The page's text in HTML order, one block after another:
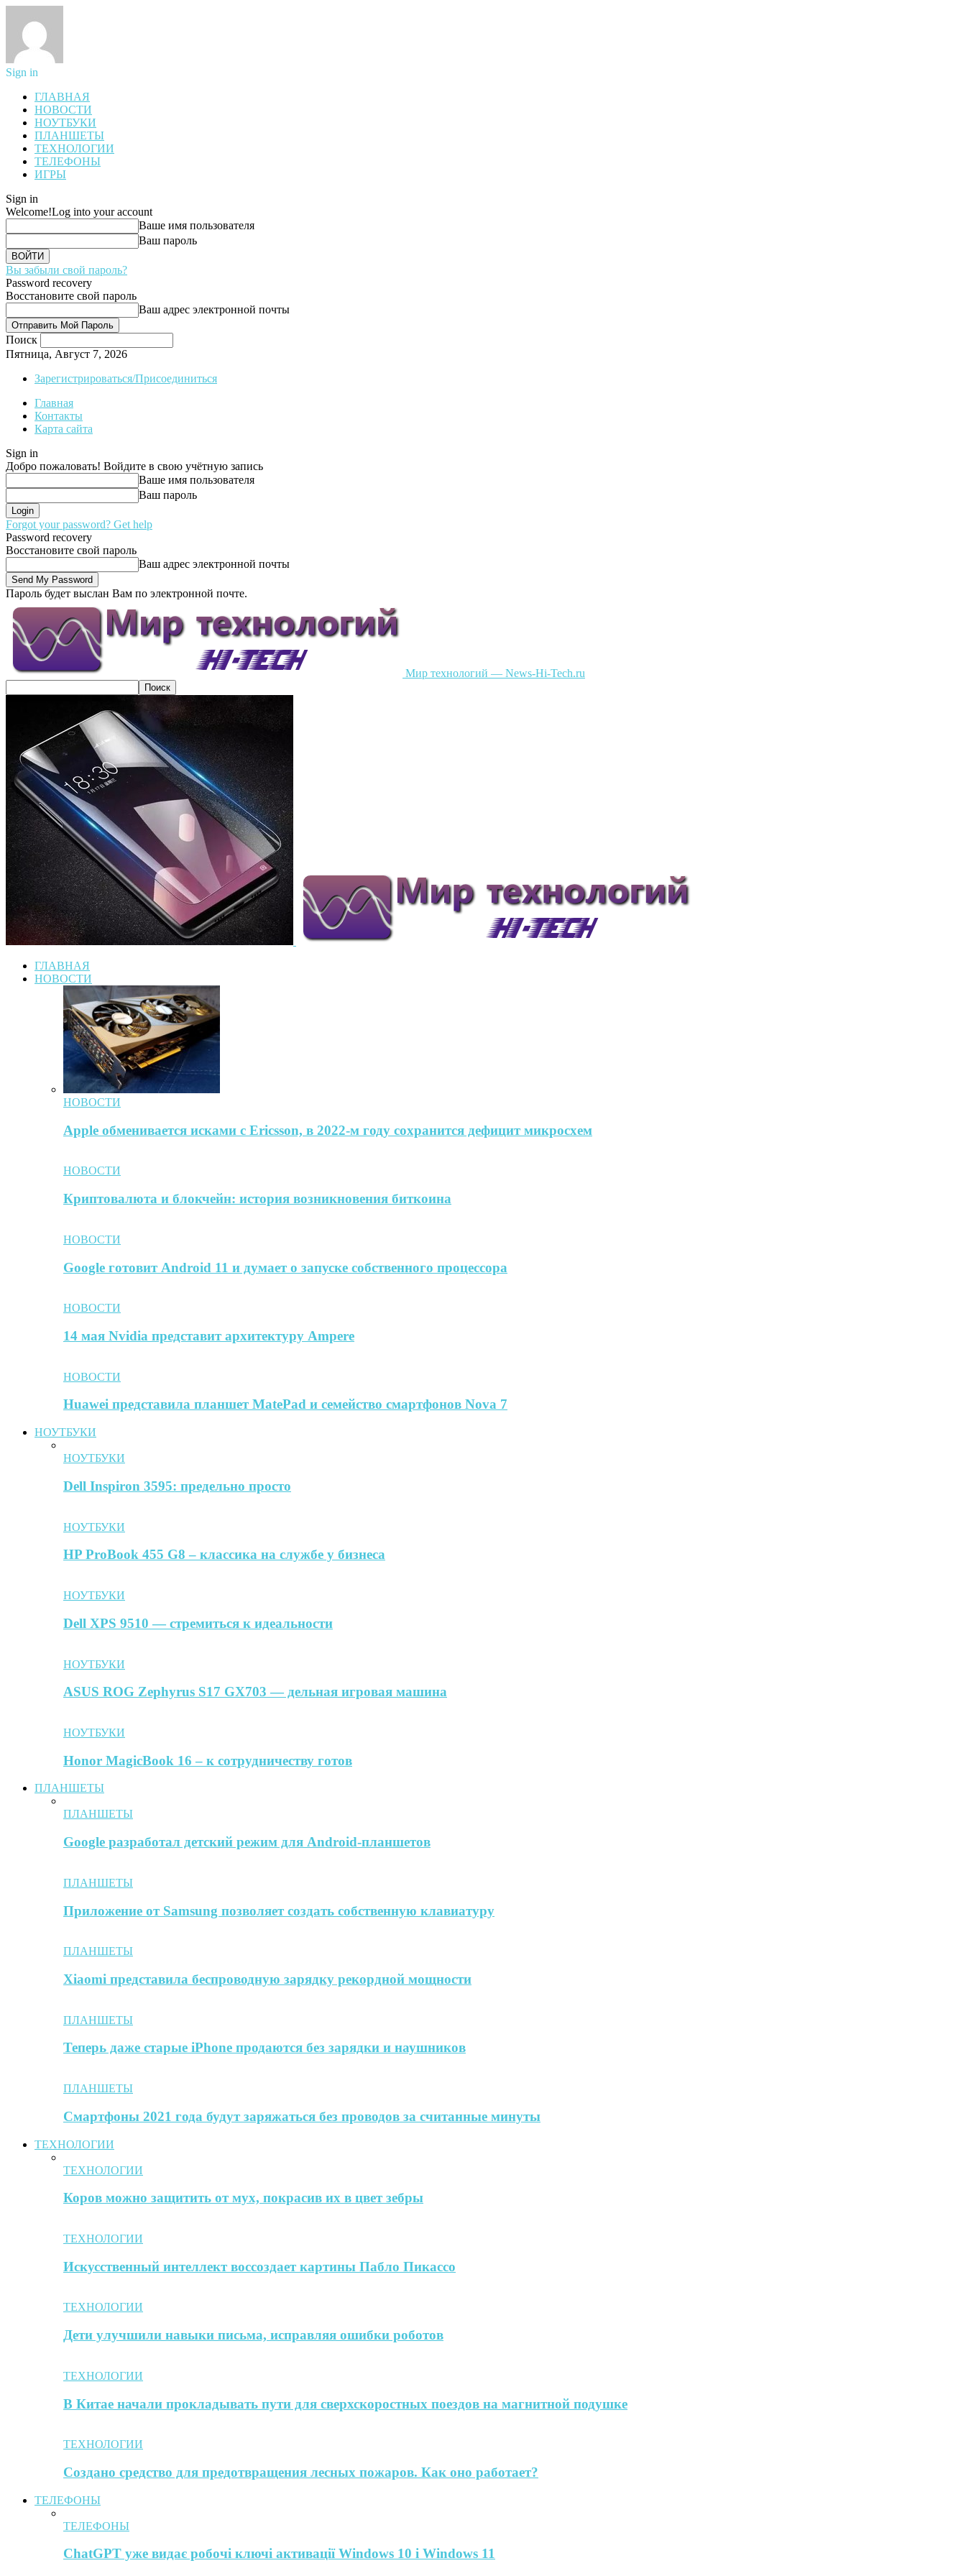
Sign in
ГЛАВНАЯ
НОВОСТИ
НОУТБУКИ
ПЛАНШЕТЫ
ТЕХНОЛОГИИ
ТЕЛЕФОНЫ
ИГРЫ
Sign in
Welcome!Log into your account
Ваше имя пользователя
Ваш пароль
Вы забыли свой пароль?
Password recovery
Восстановите свой пароль
Ваш адрес электронной почты
Поиск
Пятница, Август 7, 2026
Зарегистрироваться/Присоединиться
Главная
Контакты
Карта сайта
Sign in
Добро пожаловать! Войдите в свою учётную запись
Ваше имя пользователя
Ваш пароль
Forgot your password? Get help
Password recovery
Восстановите свой пароль
Ваш адрес электронной почты
Пароль будет выслан Вам по электронной почте.
Мир технологий — News-Hi-Tech.ru
ГЛАВНАЯ
НОВОСТИ
НОВОСТИ
Apple обменивается исками с Ericsson, в 2022-м году сохранится дефицит микросхем
НОВОСТИ
Криптовалюта и блокчейн: история возникновения биткоина
НОВОСТИ
Google готовит Android 11 и думает о запуске собственного процессора
НОВОСТИ
14 мая Nvidia представит архитектуру Ampere
НОВОСТИ
Huawei представила планшет MatePad и семейство смартфонов Nova 7
НОУТБУКИ
НОУТБУКИ
Dell Inspiron 3595: предельно просто
НОУТБУКИ
HP ProBook 455 G8 – классика на службе у бизнеса
НОУТБУКИ
Dell XPS 9510 — стремиться к идеальности
НОУТБУКИ
ASUS ROG Zephyrus S17 GX703 — дельная игровая машина
НОУТБУКИ
Honor MagicBook 16 – к сотрудничеству готов
ПЛАНШЕТЫ
ПЛАНШЕТЫ
Google разработал детский режим для Android-планшетов
ПЛАНШЕТЫ
Приложение от Samsung позволяет создать собственную клавиатуру
ПЛАНШЕТЫ
Xiaomi представила беспроводную зарядку рекордной мощности
ПЛАНШЕТЫ
Теперь даже старые iPhone продаются без зарядки и наушников
ПЛАНШЕТЫ
Смартфоны 2021 года будут заряжаться без проводов за считанные минуты
ТЕХНОЛОГИИ
ТЕХНОЛОГИИ
Коров можно защитить от мух, покрасив их в цвет зебры
ТЕХНОЛОГИИ
Искусственный интеллект воссоздает картины Пабло Пикассо
ТЕХНОЛОГИИ
Дети улучшили навыки письма, исправляя ошибки роботов
ТЕХНОЛОГИИ
В Китае начали прокладывать пути для сверхскоростных поездов на магнитной подушке
ТЕХНОЛОГИИ
Создано средство для предотвращения лесных пожаров. Как оно работает?
ТЕЛЕФОНЫ
ТЕЛЕФОНЫ
ChatGPT уже видає робочі ключі активації Windows 10 і Windows 11